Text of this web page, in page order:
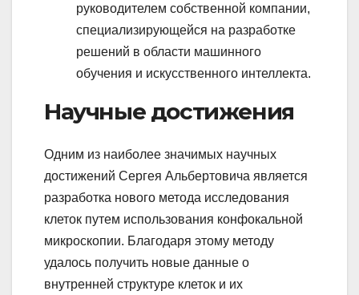
руководителем собственной компании,
специализирующейся на разработке
решений в области машинного
обучения и искусственного интеллекта.
Научные достижения
Одним из наиболее значимых научных
достижений Сергея Альбертовича является
разработка нового метода исследования
клеток путем использования конфокальной
микроскопии. Благодаря этому методу
удалось получить новые данные о
внутренней структуре клеток и их